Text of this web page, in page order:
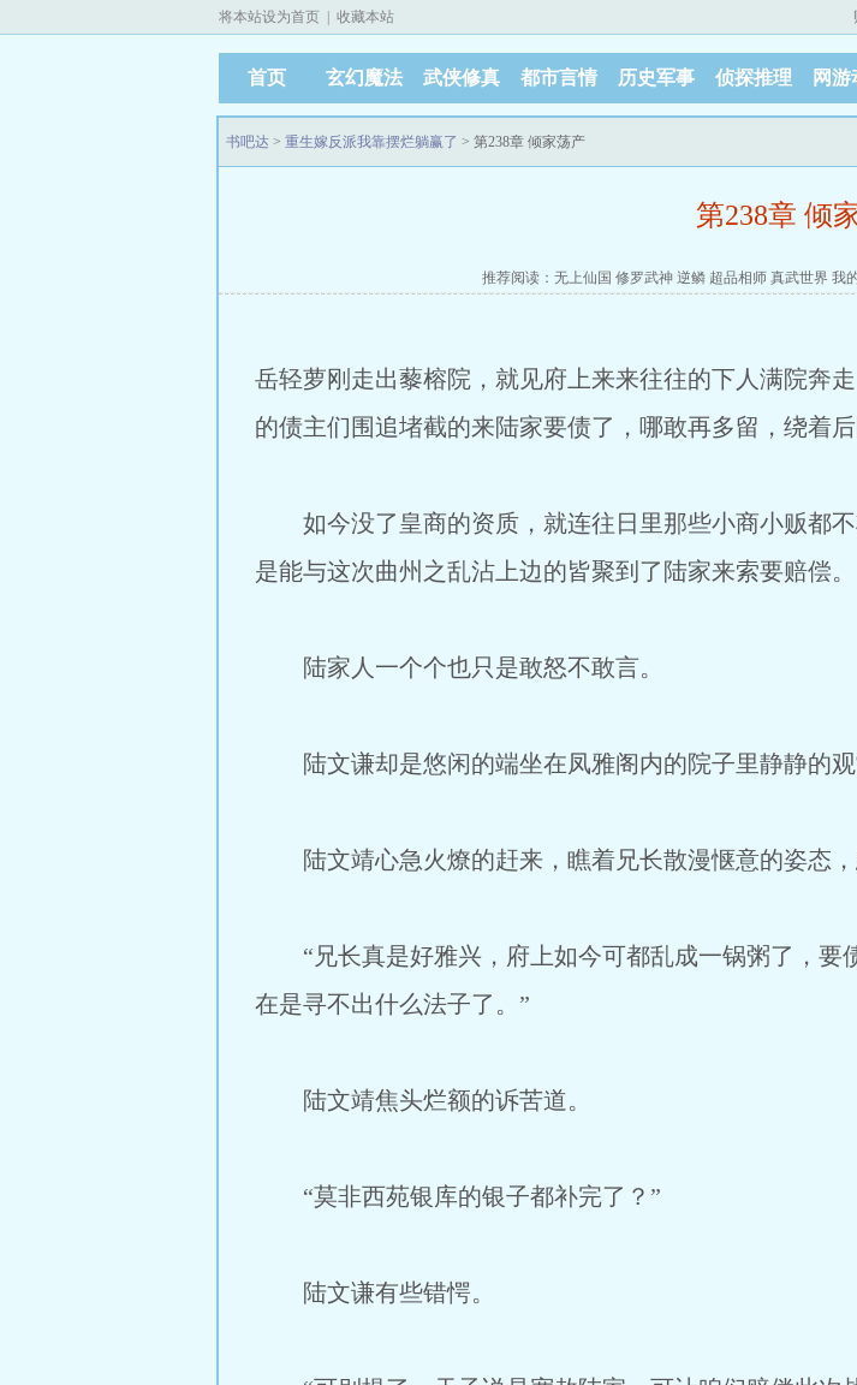
将本站设为首页 收藏本站
首页 玄幻魔法 武侠修真 都市言情 历史军事 侦探推理 网游
书吧达 > 重生嫁反派我靠摆烂躺赢了 > 第238章 倾家荡产
第238章 倾
推荐阅读： 无上仙国 修罗武神 逆鳞 超品相师 真武世界 我
岳轻萝刚走出藜榕院，就见府上来来往往的下人满院奔
的债主们围追堵截的来陆家要债了，哪敢再多留，绕着后
如今没了皇商的资质，就连往日里那些小商小贩都不
是能与这次曲州之乱沾上边的皆聚到了陆家来索要赔偿。
陆家人一个个也只是敢怒不敢言。
陆文谦却是悠闲的端坐在凤雅阁内的院子里静静的观
陆文靖心急火燎的赶来，瞧着兄长散漫惬意的姿态，
“兄长真是好雅兴，府上如今可都乱成一锅粥了，要
在是寻不出什么法子了。”
陆文靖焦头烂额的诉苦道。
“莫非西苑银库的银子都补完了？”
陆文谦有些错愕。